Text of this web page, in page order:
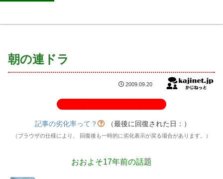
朝の連ドラ
2009.09.20
記事の劣化率って？ （最後に回復された日： ）
（ブラウザの仕様により、 回復後も一時的に劣化表示が戻る場合があります。）
おおよそ17年前の話題